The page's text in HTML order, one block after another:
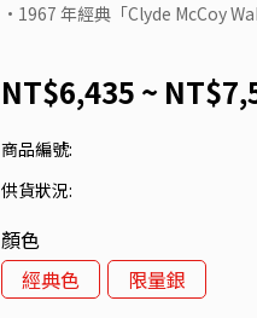
•1967 年經典「Clyde McCoy
NT$6,435 ~
商品編號:
供貨狀況:
顏色
經典色
限量銀